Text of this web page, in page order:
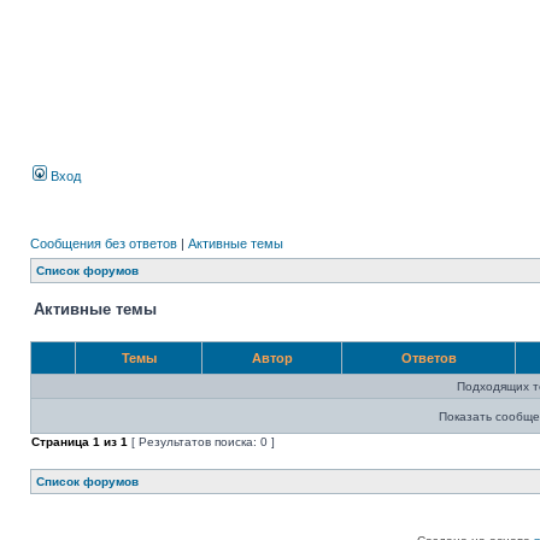
Вход
Сообщения без ответов | Активные темы
Список форумов
Активные темы
Темы Автор Ответов
Подходящих
Показать
Страница 1 из 1 [ Результатов поиска: 0 ]
Список форумов